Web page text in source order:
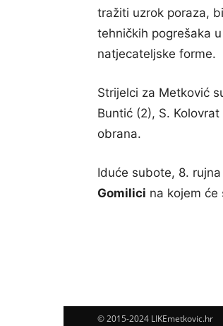
tražiti uzrok poraza,
tehničkih pogrešaka
natjecateljske forme.
Strijelci za Metković
Buntić (2), S.
obrana.
Iduće subote, 8.
Gomilici na kojem će
© 2015-2024 LIKEmetkovic.hr